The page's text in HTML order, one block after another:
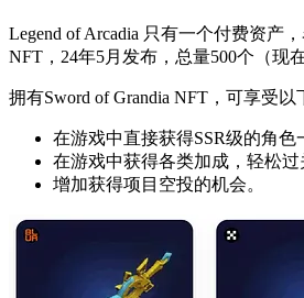
Legend of Arcadia 只有一个付费资产
NFT，24年5月发布，总量500个（现
拥有Sword of Grandia NFT，可享受以
在游戏中直接获得SSR级的角色
在游戏中获得各类加成，轻松过
增加获得项目空投的机会。